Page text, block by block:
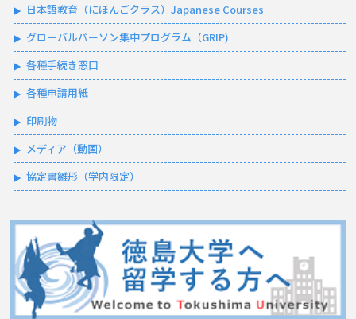
日本語教育（にほんごクラス）Japanese Courses
グローバルパーソン集中プログラム（GRIP)
各種手続き窓口
各種申請用紙
印刷物
メディア（動画）
協定書雛形（学内限定）